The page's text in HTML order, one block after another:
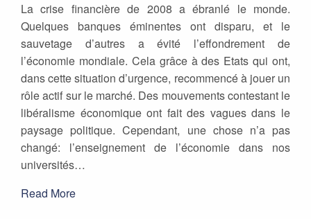
La crise financière de 2008 a ébranlé le monde.
Quelques banques éminentes ont disparu, et le
sauvetage d’autres a évité l’effondrement de
l’économie mondiale. Cela grâce à des Etats qui ont,
dans cette situation d’urgence, recommencé à jouer un
rôle actif sur le marché. Des mouvements contestant le
libéralisme économique ont fait des vagues dans le
paysage politique. Cependant, une chose n’a pas
changé: l’enseignement de l’économie dans nos
universités…
Read More